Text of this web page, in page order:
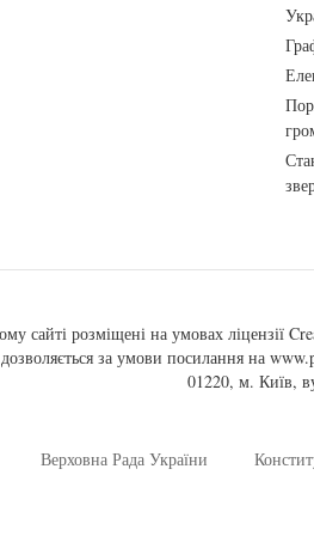
сайті розміщені на умовах ліцензії
за умови посилання на
01220, м. Київ,
Верховна Рада України